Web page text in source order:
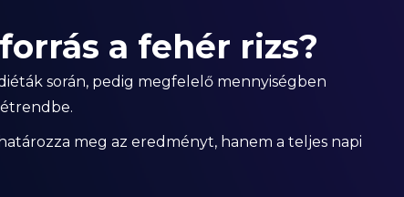
a fehér rizs?
során, pedig megfelelő mennyiségben
meg az eredményt, hanem a teljes napi